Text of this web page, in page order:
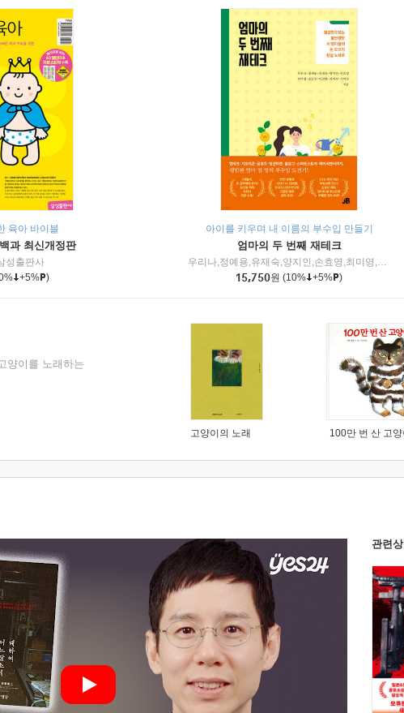
육아 바이블
과 최신개정판
성출판사
+5% )
아이를 키우며 내 이름의 부수입 만들기
엄마의 두 번째 재테크
우리나,정예용,유재숙,양지인,손효영,최미영,조민주,이진현,차미숙,서미숙 저
15,750원 (10% +5% )
양이를 노래하는
고양이의 노래 100만 번 산 고양
관련